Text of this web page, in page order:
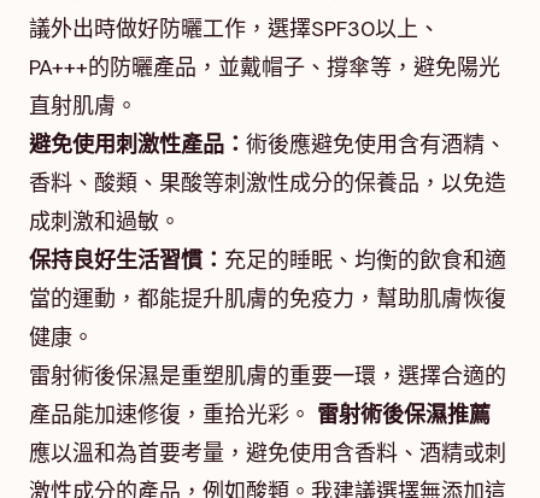
議外出時做好防曬工作，選擇SPF30以上、
PA+++的防曬產品，並戴帽子、撐傘等，避免陽光
直射肌膚。
避免使用刺激性產品： 術後應避免使用含有酒精、
香料、酸類、果酸等刺激性成分的保養品，以免造
成刺激和過敏。
保持良好生活習慣： 充足的睡眠、均衡的飲食和適
當的運動，都能提升肌膚的免疫力，幫助肌膚恢復
健康。
雷射術後保濕是重塑肌膚的重要一環，選擇合適的
產品能加速修復，重拾光彩。 雷射術後保濕推薦
應以溫和為首要考量，避免使用含香料、酒精或刺
激性成分的產品，例如酸類。我建議選擇無添加這